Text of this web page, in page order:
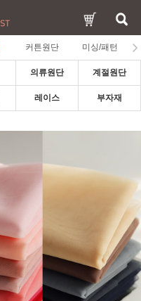
커튼원단 미싱/패턴
의류원단 계절원단
레이스 부자재